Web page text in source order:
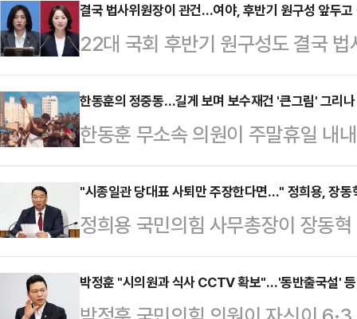
되는 조승래 사무총장이 지방선거
메시지와 행보가 선거에 미친 영향
조준하자, 친명(친이재명)계이자 '
이 그러한 접근 방식에는 동의할 수
전 대변인은 14일 페이스북에서 "
과정에서 정부 인사들의 메…
결국 법사위원장이 관건…여야, 후반기 원구성 앞두고
22대 국회 후반기 원구성도 결국
인다. 여야는 이재명 대통령의 이른
돌하며, 서로 법사위원장을 가져와
힘 수석대변인은 14일 논평에서 "
의 꼼수 권한 남용을 견제하고 무력
뿐"이라며 "이 정권의 사법 파괴 책
위원장직을 반드시 맡아야 한다"라
가져와야 하는 이유로 최…
한동훈의 정중동…길게 보며 보수재건 '큰그림' 그리나
한동훈 무소속 의원이 주말휴일 내
자율방범대원 결혼식 하객 참석, 국
망콘서트 축사 등 소소한 지역 활동
국민의힘 복당과 당권 정상화 등 '
치권 일각의 관측과는 상반된 지역
의원이 길게 보면서 보수재건의 '큰
"시종일관 당대표 사퇴만 주장한다면…" 정희용, 장동
정희용 국민의힘 사무총장이 장동
장은 14일 페이스북에서 "6·3 지방
도 국민의힘에게 다시 한 번 기회를
박정훈 "시의원과 식사 CCTV 확보"…'동반출국설'